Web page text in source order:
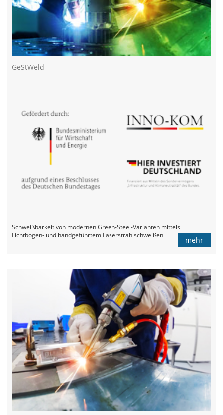
GeStWeld
Schweißbarkeit von modernen Green-Steel-Varianten mittels
Lichtbogen- und handgeführtem Laserstrahlschweißen
mehr